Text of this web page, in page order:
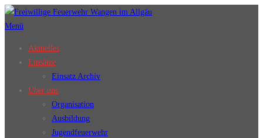
Zum
Inhalt
Menü
Aktuelles
Einsätze
Einsatz Archiv
Über uns
Organisation
Ausbildung
Jugendfeuerwehr